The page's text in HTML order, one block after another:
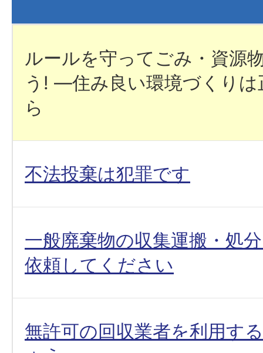
ルールを守ってごみ・資源
う! ―住み良い環境づくりは
ら
不法投棄は犯罪です
一般廃棄物の収集運搬・処
依頼してください
無許可の回収業者を利用す